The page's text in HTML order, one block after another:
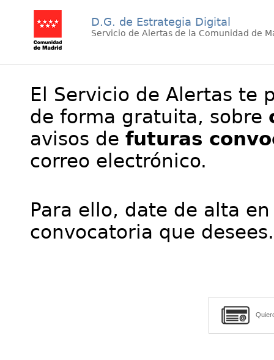
D.G. de Estrategia Digital
Servicio de Alertas de la Comunidad de
El Servicio de Alertas te
de forma gratuita, sobre
avisos de futuras
correo electrónico.
Para ello, date de alta
convocatoria que desees.